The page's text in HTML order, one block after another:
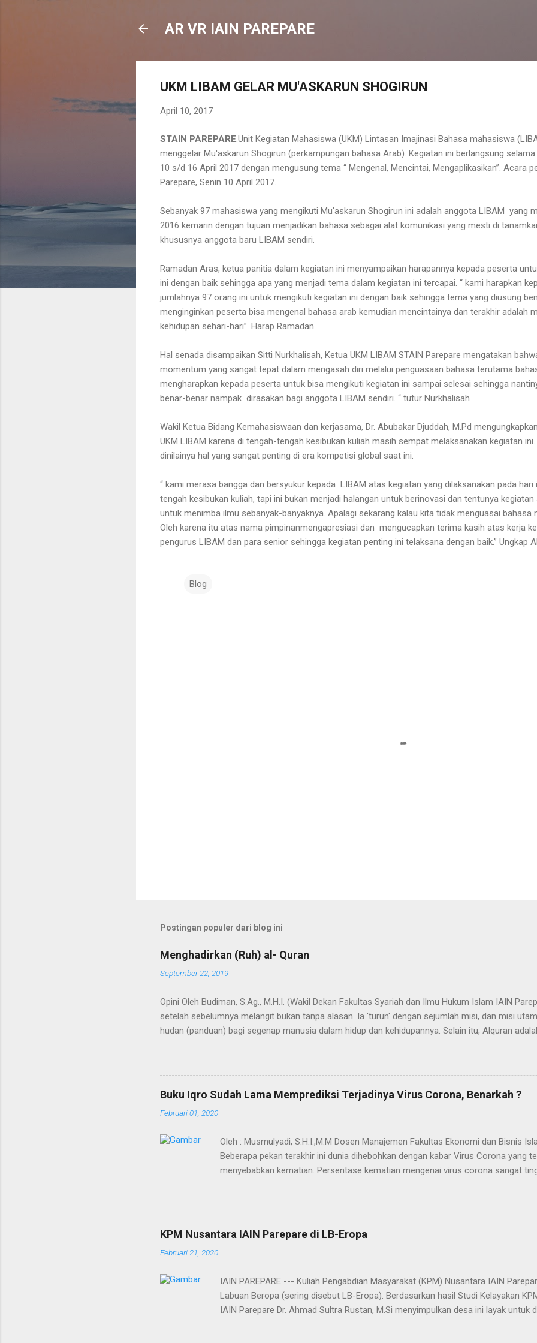
AR VR IAIN PAREPARE
UKM LIBAM GELAR MU'ASKARUN SHOGIRUN
April 10, 2017
STAIN PAREPARE .Unit Kegiatan Mahasiswa (UKM) Lintasan Imajinasi Bahasa mahasiswa
menggelar Mu'askarun Shogirun (perkampungan bahasa Arab). Kegiatan ini berlangsung
10 s/d 16 April 2017 dengan mengusung tema “ Mengenal, Mencintai, Mengaplikasikan”. Acara
Parepare, Senin 10 April 2017.
Sebanyak 97 mahasiswa yang mengikuti Mu'askarun Shogirun ini adalah anggota LIBAM yang
2016 kemarin dengan tujuan menjadikan bahasa sebagai alat komunikasi yang mesti di
khususnya anggota baru LIBAM sendiri.
Ramadan Aras, ketua panitia dalam kegiatan ini menyampaikan harapannya kepada peserta
ini dengan baik sehingga apa yang menjadi tema dalam kegiatan ini tercapai. “ kami harapkan
jumlahnya 97 orang ini untuk mengikuti kegiatan ini dengan baik sehingga tema yang diusung
menginginkan peserta bisa mengenal bahasa arab kemudian mencintainya dan terakhir adalah
kehidupan sehari-hari”. Harap Ramadan.
Hal senada disampaikan Sitti Nurkhalisah, Ketua UKM LIBAM STAIN Parepare mengatakan
momentum yang sangat tepat dalam mengasah diri melalui penguasaan bahasa terutama
mengharapkan kepada peserta untuk bisa mengikuti kegiatan ini sampai selesai sehingga
benar-benar nampak dirasakan bagi anggota LIBAM sendiri. “ tutur Nurkhalisah
Wakil Ketua Bidang Kemahasiswaan dan kerjasama, Dr. Abubakar Djuddah, M.Pd
UKM LIBAM karena di tengah-tengah kesibukan kuliah masih sempat melaksanakan kegiatan
dinilainya hal yang sangat penting di era kompetisi global saat ini.
“ kami merasa bangga dan bersyukur kepada LIBAM atas kegiatan yang dilaksanakan pada hari
tengah kesibukan kuliah, tapi ini bukan menjadi halangan untuk berinovasi dan tentunya
untuk menimba ilmu sebanyak-banyaknya. Apalagi sekarang kalau kita tidak menguasai bahasa
Oleh karena itu atas nama pimpinanmengapresiasi dan mengucapkan terima kasih atas kerja
pengurus LIBAM dan para senior sehingga kegiatan penting ini telaksana dengan baik.” Ungkap
Blog
Postingan populer dari blog ini
Menghadirkan (Ruh) al- Quran
September 22, 2019
Opini Oleh Budiman, S.Ag., M.H.I. (Wakil Dekan Fakultas Syariah dan Ilmu Hukum Islam IAIN
setelah sebelumnya melangit bukan tanpa alasan. Ia 'turun' dengan sejumlah misi, dan misi
hudan (panduan) bagi segenap manusia dalam hidup dan kehidupannya. Selain itu, Alquran
bahkan semesta. Agaknya tidak berlebihan apabila dinyatakan bahwa proses penyebarluasan
Alquran dimulai saat Baginda Nabi SAW hijrah dari Mekah ke Yatsrib. Itu sebabnya ketika
mengubah nama Yatsrib menjadi Madinah Munawwarah (kota/peradaban yg tercahayakan).
Baginda Nabi merupakan proses "transmisi cahaya" yang secara kasat mata akumulasi cahaya
berakhirnya pewahyuan dan dengan adanya u...
Buku Iqro Sudah Lama Memprediksi Terjadinya Virus Corona, Benarkah ?
Februari 01, 2020
Oleh : Musmulyadi, S.H.I.,M.M Dosen Manajemen Fakultas Ekonomi dan Bisnis
Beberapa pekan terakhir ini dunia dihebohkan dengan kabar Virus Corona yang
menyebabkan kematian. Persentase kematian mengenai virus corona sangat
merupakan virus buatan pemerintah China yang disimpan di markas militer di
akan disebarkan ke seluruh dunia demi menarik uang dari hasil penjualan vaksin.
dilakukan kajian, diduga virus corona sengaja dibuat pemerintah China sebagai
mematikan. Ada dugaan terjadi kebocoran penyimpanannya di markas militer di
KPM Nusantara IAIN Parepare di LB-Eropa
Februari 21, 2020
IAIN PAREPARE --- Kuliah Pengabdian Masyarakat (KPM) Nusantara IAIN
Labuan Beropa (sering disebut LB-Eropa). Berdasarkan hasil Studi Kelayakan
IAIN Parepare Dr. Ahmad Sultra Rustan, M.Si menyimpulkan desa ini layak untuk
pernah tersentuh oleh perguruan tinggi manapun, sehingga kita lah yang